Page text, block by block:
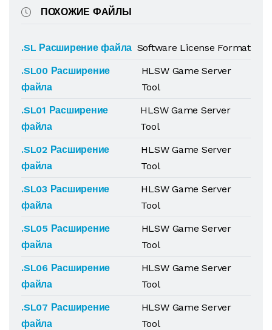
ПОХОЖИЕ ФАЙЛЫ
.SL Расширение файла Software License Format
.SL00 Расширение
файла
HLSW Game Server
Tool
.SL01 Расширение
файла
HLSW Game Server
Tool
.SL02 Расширение
файла
HLSW Game Server
Tool
.SL03 Расширение
файла
HLSW Game Server
Tool
.SL05 Расширение
файла
HLSW Game Server
Tool
.SL06 Расширение
файла
HLSW Game Server
Tool
.SL07 Расширение
файла
HLSW Game Server
Tool